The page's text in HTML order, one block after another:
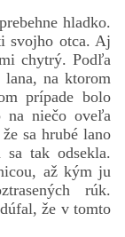
hladko.
svojho otca. Aj
chytrý. Podľa
na ktorom
prípade bolo
na niečo oveľa
sa hrubé lano
sa tak odsekla.
až kým ju
rúk.
že v tomto